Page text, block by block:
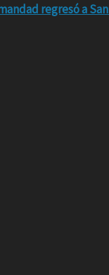
regresó a